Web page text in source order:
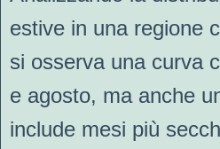
estive in una regione
si osserva una curva
e agosto, ma anche
include mesi più